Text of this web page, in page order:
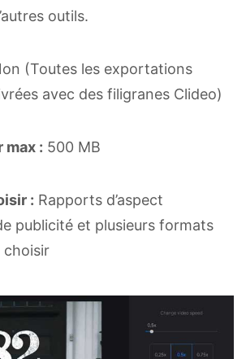
outils.
(Toutes les exportations
avec des filigranes Clideo)
max : 500 MB
: Rapports d’aspect
publicité et plusieurs formats